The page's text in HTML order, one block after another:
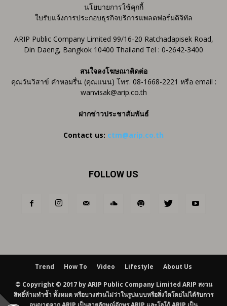
นโยบายการใช้คุกกี้
ใบรับแจ้งการประกอบธุรกิจบริการแพลตฟอร์มดิจิทัล
ARIP Public Company Limited 99/16-20 Ratchadapisek Road,
Din Daeng, Bangkok 10400 Thailand Tel : 0-2642-3400
สนใจลงโฆษณาติดต่อ
คุณวันวิสาข์ คำหอมรื่น (คุณแนน) โทร. 08-1668-2221 หรือ email :
wanvisak@arip.co.th
ฝากข่าวประชาสัมพันธ์
Contact us: ctm@arip.co.th
FOLLOW US
Trend How To Video Lifestyle About Us
© Copyright © 2017 by ARIP Public Company Limited ARIP สงวน
สิทธิ์ห้ามทำซ้ำ ทั้งหมด หรือบางส่วนไม่ว่าในรูปแบบหรือสิ่งใดโดยไม่ได้รับการ